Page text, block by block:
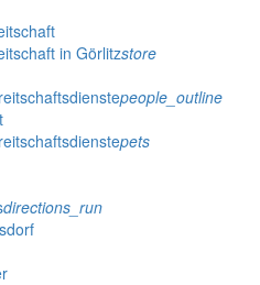
in Görlitzstore
people_outline
pets
directions_run